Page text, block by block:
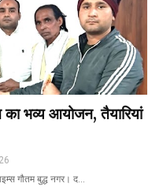
का भव्य आयोजन, तैयारियां
गौतम बुद्ध नगर। द…